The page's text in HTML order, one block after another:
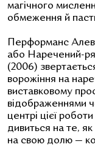
магічного
обмеження й
Перформанс
або Наречений-
(2006)
ворожіння на
виставковому
відображеннями
центрі цієї
дивиться на те,
на свою долю —